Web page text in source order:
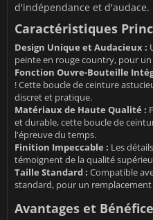
d'indépendance et d'audace.
Caractéristiques
Design Unique et Audacieux :
peinte en rouge country, pour
Fonction Ouvre-Bouteille
! Cette boucle de ceinture
discret et pratique.
Matériaux de Haute Qualité :
et durable, cette boucle de
l'épreuve du temps.
Finition Impeccable : Les
témoignent de la qualité
Taille Standard : Compatible
standard, pour un remplacement
Avantages et